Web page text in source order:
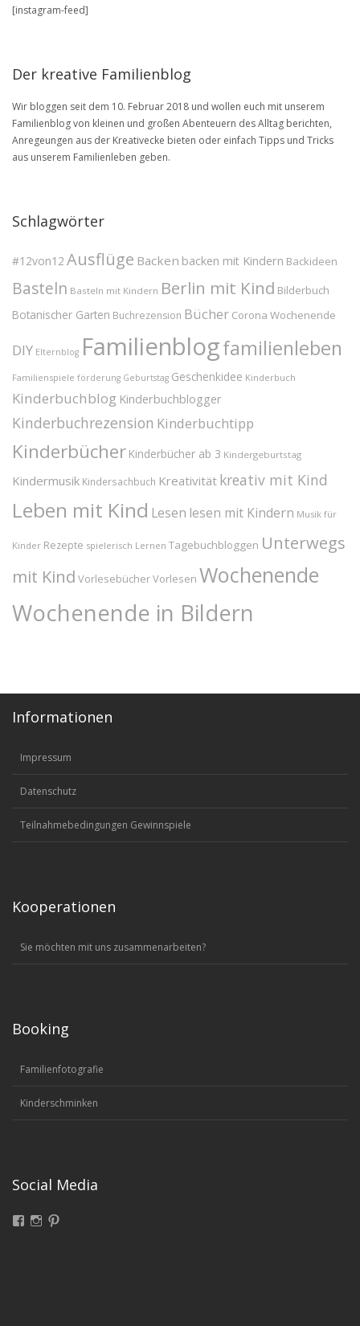
BLOG
[instagram-feed]
Der kreative Familienblog
Wir bloggen seit dem 10. Februar 2018 und wollen euch mit unserem
Familienblog von kleinen und großen Abenteuern des Alltag berichten,
Anregeungen aus der Kreativecke bieten oder einfach Tipps und Tricks
aus unserem Familienleben geben.
Schlagwörter
#12von12 Ausflüge Backen backen mit Kindern Backideen
Basteln Basteln mit Kindern Berlin mit Kind Bilderbuch
Botanischer Garten Buchrezension Bücher Corona Wochenende
DIY Elternblog Familienblogfamilienleben
Familienspiele förderung Geburtstag Geschenkidee Kinderbuch
Kinderbuchblog Kinderbuchblogger
Kinderbuchrezension Kinderbuchtipp
Kinderbücher Kinderbücher ab 3 Kindergeburtstag
Kindermusik Kindersachbuch Kreativität kreativ mit Kind
Leben mit Kind Lesen lesen mit Kindern Musik für
Kinder Rezepte spielerisch Lernen Tagebuchbloggen Unterwegs
mit Kind VorlesebücherVorlesen Wochenende
Wochenende in Bildern
Informationen
Impressum
Datenschutz
Teilnahmebedingungen Gewinnspiele
Kooperationen
Sie möchten mit uns zusammenarbeiten?
Booking
Familienfotografie
Kinderschminken
Social Media
FacebookInstagram